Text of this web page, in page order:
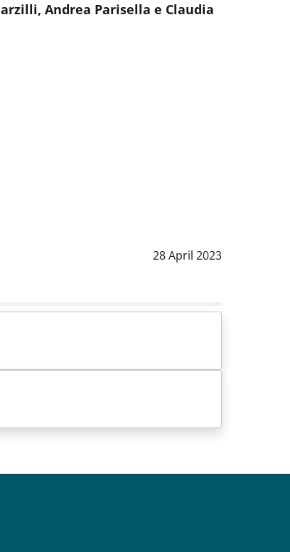
Andrea Parisella e Claudia
Data notizia
28 April 2023